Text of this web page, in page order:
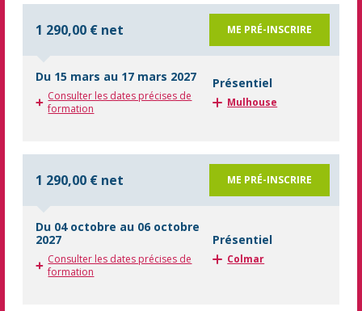
Du 15 mars au 17 mars 2027
Consulter les dates précises de
formation
Présentiel
Mulhouse
1 290,00 € net ME PRÉ-INSCRIRE
Du 04 octobre au 06 octobre
2027
Consulter les dates précises de
formation
Présentiel
Colmar
1 290,00 € net ME PRÉ-INSCRIRE